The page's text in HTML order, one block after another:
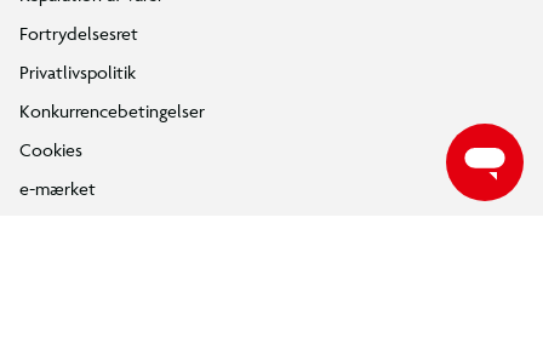
Fortrydelsesret
Privatlivspolitik
Konkurrencebetingelser
Cookies
e-mærket